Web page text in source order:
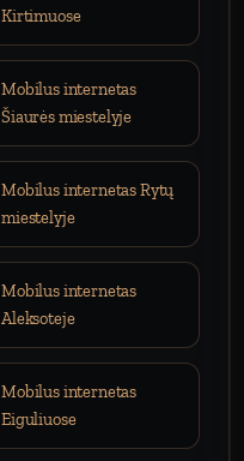
Kirtimuose
Mobilus internetas
Šiaurės miestelyje
Mobilus internetas Rytų
miestelyje
Mobilus internetas
Aleksoteje
Mobilus internetas
Eiguliuose